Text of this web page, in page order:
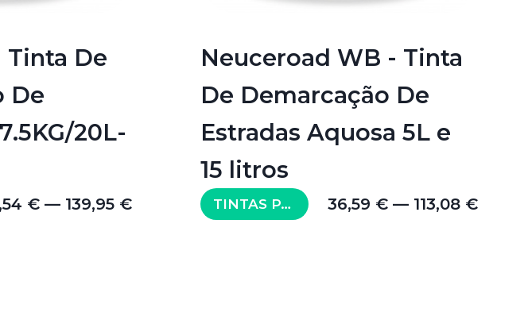
Tinta De
De
20L-
€ — 139,95 €
Neuceroad WB - Tinta
De Demarcação De
Estradas Aquosa 5L e
15 litros
TINTAS PARA PAVIMENTO 36,59 € — 113,08 €